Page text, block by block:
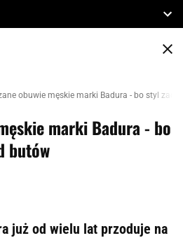
obuwie męskie marki Badura - bo styl
marki Badura - bo
butów
już od wielu lat przoduje na